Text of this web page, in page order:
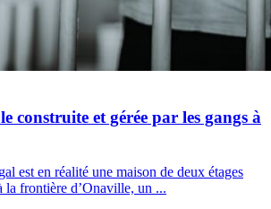
construite et gérée par les gangs à
est en réalité une maison de deux étages
la frontière d’Onaville, un ...